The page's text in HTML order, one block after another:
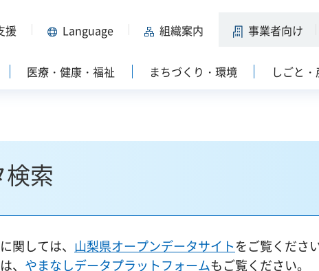
援 Language 組織案内 事業者向け
医療・健康・福祉 まちづくり・環境 しごと
索
関しては、 山梨県オープンデータサイトをご覧くださ
、 やまなしデータプラットフォームもご覧ください。